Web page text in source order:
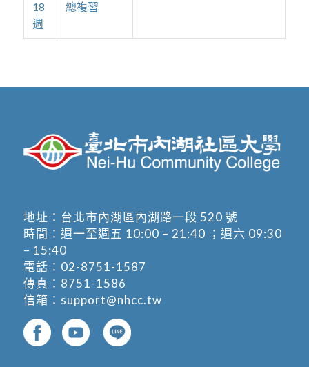
18
週
總複習
地址： 台北市內湖區內湖路一段 520 號
時間：週一至週五 10:00 – 21:40 ；週六 09:30
– 15:40
電話： 02-8751-1587
傳真：8751-1586
信箱： support@nhcc.tw